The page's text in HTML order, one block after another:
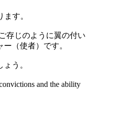
す。
存じのように翼の付い
（使者）です。
う。
and the ability